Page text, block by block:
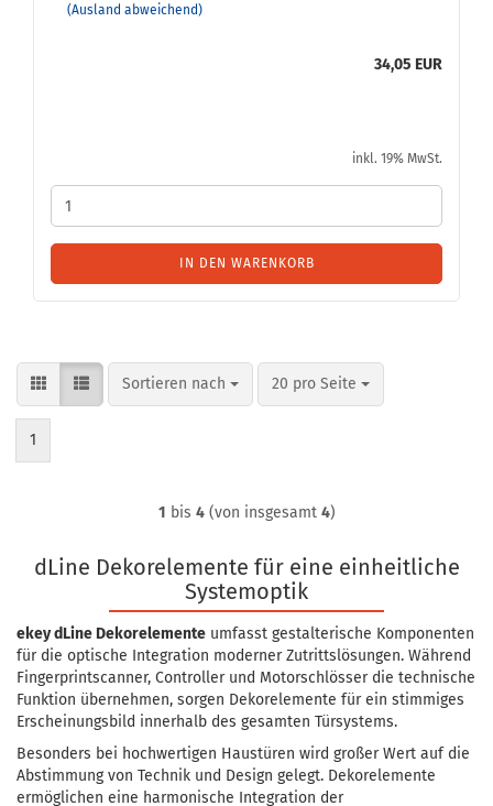
(Ausland abweichend)
34,05 EUR
inkl. 19% MwSt.
IN DEN WARENKORB
Sortieren nach
Sortieren nach 20 pro Seite
pro Seite
1
1 bis 4(von insgesamt 4)
dLine Dekorelemente für eine einheitliche
Systemoptik
ekey dLine Dekorelemente umfasst gestalterische Komponenten
für die optische Integration moderner Zutrittslösungen. Während
Fingerprintscanner, Controller und Motorschlösser die technische
Funktion übernehmen, sorgen Dekorelemente für ein stimmiges
Erscheinungsbild innerhalb des gesamten Türsystems.
Besonders bei hochwertigen Haustüren wird großer Wert auf die
Abstimmung von Technik und Design gelegt. Dekorelemente
ermöglichen eine harmonische Integration der